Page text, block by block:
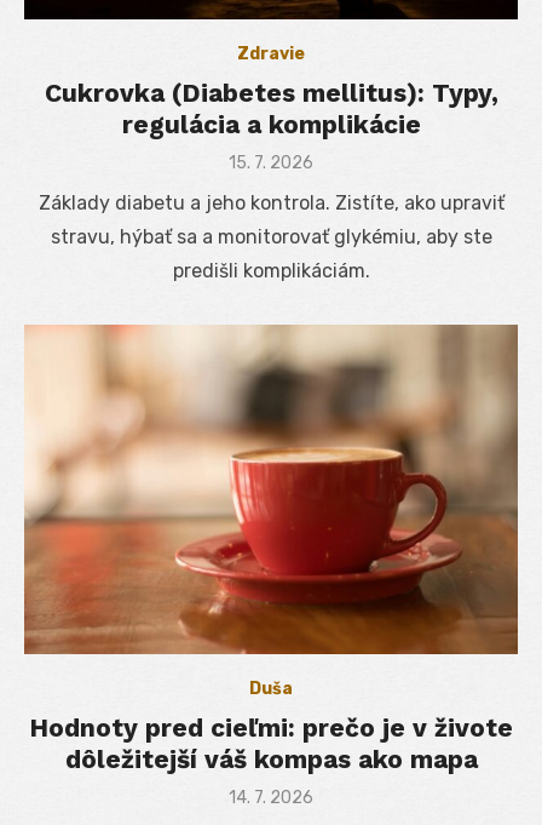
Zdravie
Cukrovka (Diabetes mellitus): Typy,
regulácia a komplikácie
Posted
15. 7. 2026
Základy diabetu a jeho kontrola. Zistíte, ako upraviť
stravu, hýbať sa a monitorovať glykémiu, aby ste
predišli komplikáciám.
Duša
Hodnoty pred cieľmi: prečo je v živote
dôležitejší váš kompas ako mapa
Posted
14. 7. 2026